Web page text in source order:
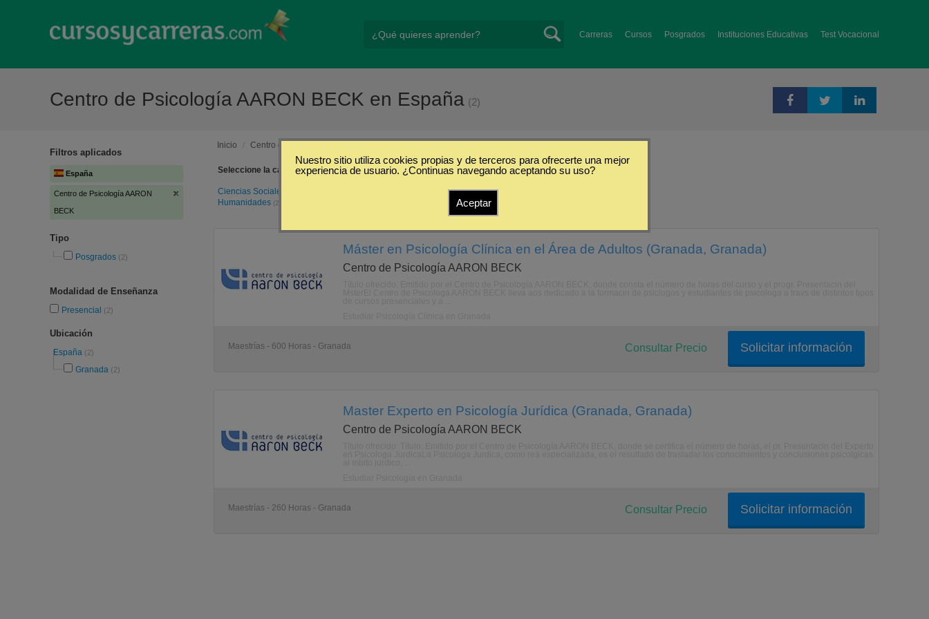
Carreras Cursos Posgrados Instituciones Educativas Test Vocacional
Centro de Psicología AARON BECK en España (2)
Filtros aplicados
España
Centro de Psicología AARON
BECK
Tipo
Posgrados (2)
Modalidad de Enseñanza
Presencial (2)
Ubicación
España (2)
Granada (2)
Inicio / Centro de Psicología AARON BECK
Seleccione la categoría
Ciencias Sociales y
Humanidades (2)
Máster en Psicología Clínica en el Área de Adultos (Granada, Granada)
Centro de Psicología AARON BECK
Maestrías - 600 Horas - Granada Solicitar información
Consultar Precio
Master Experto en Psicología Jurídica (Granada, Granada)
Centro de Psicología AARON BECK
Maestrías - 260 Horas - Granada Solicitar información
Consultar Precio
Nuestro sitio utiliza cookies propias y de terceros para ofrecerte una mejor
experiencia de usuario. ¿Continuas navegando aceptando su uso?
Aceptar